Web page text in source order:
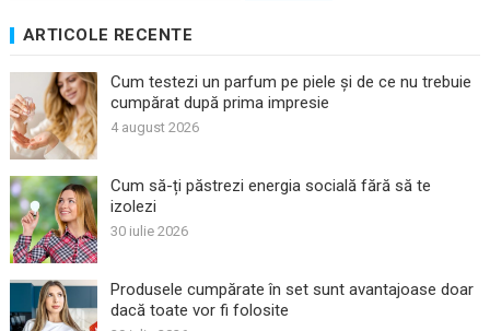
ARTICOLE RECENTE
Cum testezi un parfum pe piele și de ce nu trebuie
cumpărat după prima impresie
4 august 2026
Cum să-ți păstrezi energia socială fără să te
izolezi
30 iulie 2026
Produsele cumpărate în set sunt avantajoase doar
dacă toate vor fi folosite